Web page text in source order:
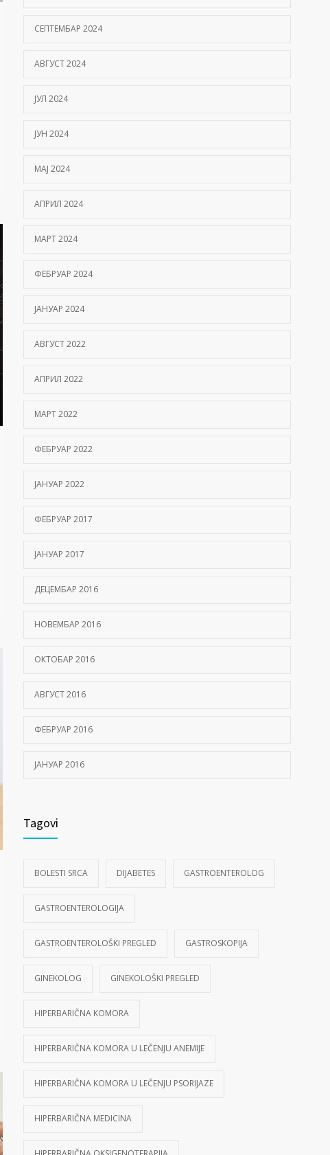
СЕПТЕМБАР 2024
АВГУСТ 2024
ЈУЛ 2024
ЈУН 2024
МАЈ 2024
АПРИЛ 2024
МАРТ 2024
ФЕБРУАР 2024
ЈАНУАР 2024
АВГУСТ 2022
АПРИЛ 2022
МАРТ 2022
ФЕБРУАР 2022
ЈАНУАР 2022
ФЕБРУАР 2017
ЈАНУАР 2017
ДЕЦЕМБАР 2016
НОВЕМБАР 2016
ОКТОБАР 2016
АВГУСТ 2016
ФЕБРУАР 2016
ЈАНУАР 2016
Tagovi
BOLESTI SRCA DIJABETES GASTROENTEROLOG
GASTROENTEROLOGIJA
GASTROENTEROLOŠKI PREGLED GASTROSKOPIJA
GINEKOLOG GINEKOLOŠKI PREGLED
HIPERBARIČNA KOMORA
HIPERBARIČNA KOMORA U LEČENJU ANEMIJE
HIPERBARIČNA KOMORA U LEČENJU PSORIJAZE
HIPERBARIČNA MEDICINA